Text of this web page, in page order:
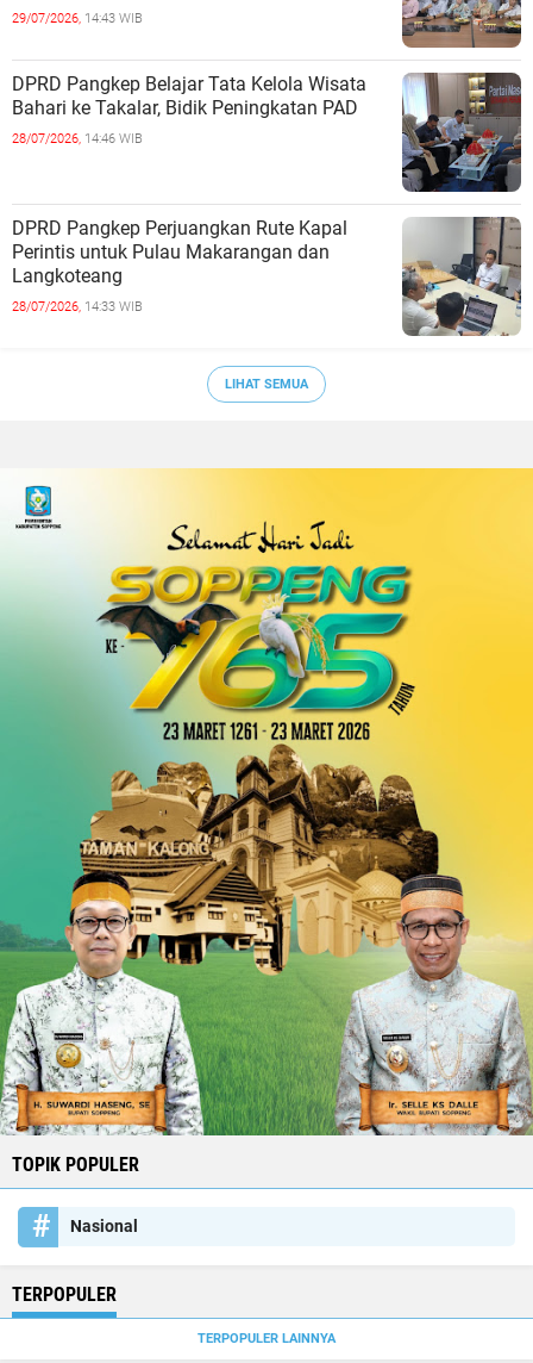
29/07/2026, 14:43 WIB
DPRD Pangkep Belajar Tata Kelola Wisata
Bahari ke Takalar, Bidik Peningkatan PAD
28/07/2026, 14:46 WIB
DPRD Pangkep Perjuangkan Rute Kapal
Perintis untuk Pulau Makarangan dan
Langkoteang
28/07/2026, 14:33 WIB
LIHAT SEMUA
TOPIK POPULER
Nasional
TERPOPULER
TERPOPULER LAINNYA